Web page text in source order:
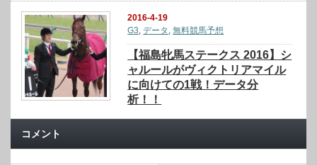
2016-4-19
G3,データ ,無料競馬予想
【福島牝馬ステークス 2016】シ
ャルールがヴィクトリアマイル
に向けての1戦！データ分
析！！
コメント